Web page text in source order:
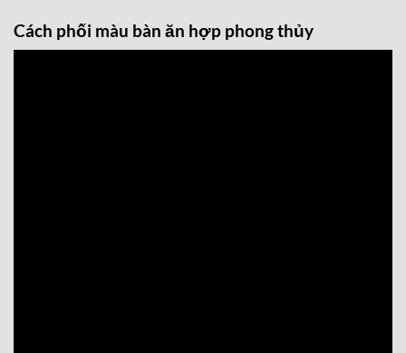
Cách phối màu bàn ăn hợp phong thủy